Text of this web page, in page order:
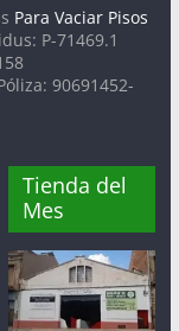
Para Vaciar Pisos
P-71469.1
90691452-
Tienda del
Mes